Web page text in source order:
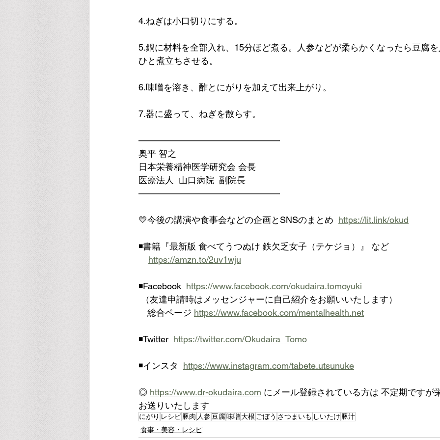
4.ねぎは小口切りにする。
5.鍋に材料を全部入れ、15分ほど煮る。人参などが柔らかくなったら豆腐
ひと煮立ちさせる。
6.味噌を溶き、酢とにがりを加えて出来上がり。
7.器に盛って、ねぎを散らす。
————————————————
奥平 智之
日本栄養精神医学研究会 会長
医療法人  山口病院  副院長
————————————————
💛今後の講演や食事会などの企画とSNSのまとめ https://lit.link/okud
◾️書籍『最新版 食べてうつぬけ 鉄欠乏女子（テケジョ）』 など
https://amzn.to/2uv1wju
◾️Facebook https://www.facebook.com/okudaira.tomoyuki
（友達申請時はメッセンジャーに自己紹介をお願いいたします）
総合ページ https://www.facebook.com/mentalhealth.net
◾️Twitter https://twitter.com/Okudaira_Tomo
◾️インスタ https://www.instagram.com/tabete.utsunuke
◎ https://www.dr-okudaira.com にメール登録されている方は 不定期ですが
お送りいたします
にがり レシピ 豚肉 人参 豆腐味噌大根 ごぼう さつまいも しいたけ 豚汁
食事・美容・レシピ